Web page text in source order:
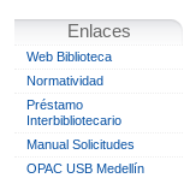
Enlaces
Web Biblioteca
Normatividad
Préstamo
Interbibliotecario
Manual Solicitudes
OPAC USB Medellín